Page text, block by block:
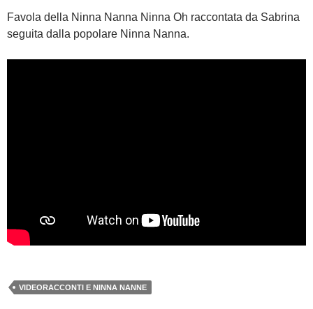
Favola della Ninna Nanna Ninna Oh raccontata da Sabrina
seguita dalla popolare Ninna Nanna.
VIDEORACCONTI E NINNA NANNE